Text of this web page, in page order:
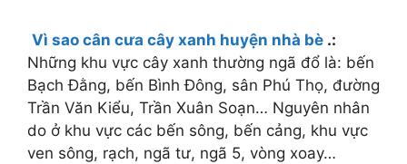
Vì sao cân cưa cây xanh huyện nhà bè .:
Những khu vực cây xanh thường ngã đổ là: bến
Bạch Đằng, bến Bình Đông, sân Phú Thọ, đường
Trần Văn Kiểu, Trần Xuân Soạn… Nguyên nhân
do ở khu vực các bến sông, bến cảng, khu vực
ven sông, rạch, ngã tư, ngã 5, vòng xoay…